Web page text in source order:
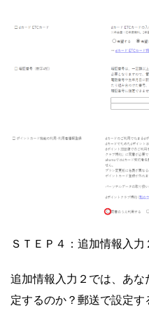
ＳＴＥＰ４：追加情報入力
追加情報入力２では、あ
定するのか？郵送で設定す